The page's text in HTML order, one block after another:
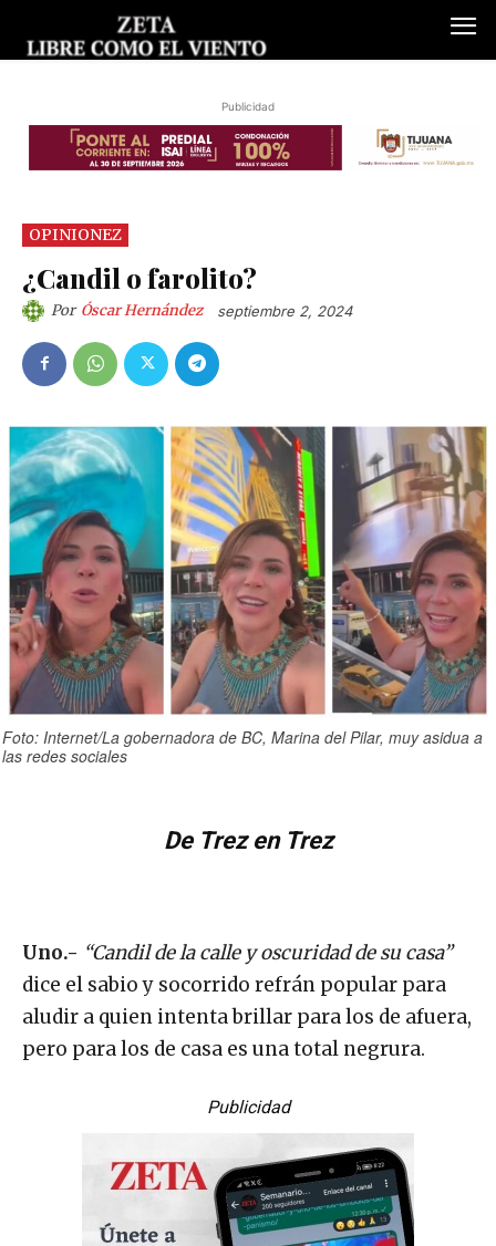
Publicidad
OPINIONEZ
¿Candil o farolito?
Por Óscar Hernández septiembre 2, 2024
Foto: Internet/La gobernadora de BC, Marina del Pilar, muy asidua a
las redes sociales
De Trez en Trez
Uno.-
“Candil de la calle y oscuridad de su casa”
dice el sabio y socorrido refrán popular para
aludir a quien intenta brillar para los de afuera,
pero para los de casa es una total negrura.
Publicidad